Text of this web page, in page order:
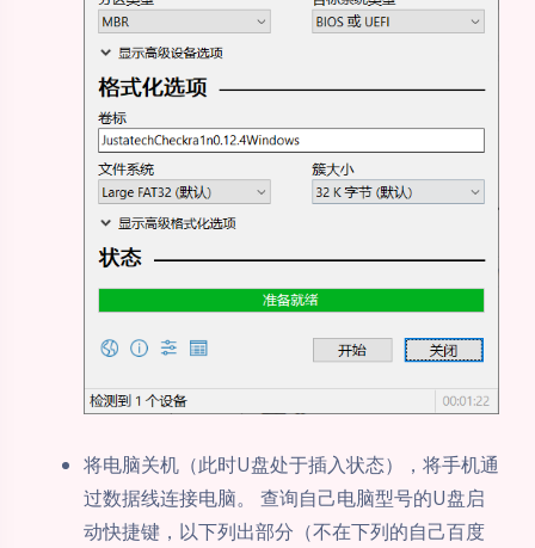
将电脑关机（此时U盘处于插入状态），将手机通
过数据线连接电脑。 查询自己电脑型号的U盘启
动快捷键，以下列出部分（不在下列的自己百度